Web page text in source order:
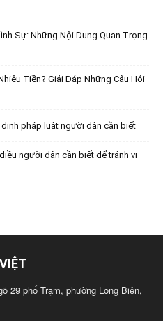
Sự: Những Nội Dung Quan Trọng
Tiền? Giải Đáp Những Câu Hỏi
pháp luật người dân cần biết
người dân cần biết để tránh vi
29 phố Trạm, phường Long Biên,